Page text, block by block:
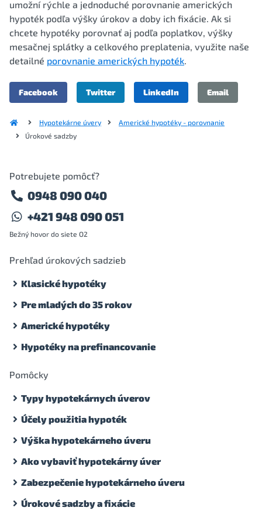
umožní rýchle a jednoduché porovnanie amerických
hypoték podľa výšky úrokov a doby ich fixácie. Ak si
chcete hypotéky porovnať aj podľa poplatkov, výšky
mesačnej splátky a celkového preplatenia, využite naše
detailné porovnanie amerických hypoték.
Facebook Twitter LinkedIn Email
Hypotekárne úvery
Americké hypotéky - porovnanie
Úrokové sadzby
Potrebujete pomôcť?
0948 090 040
+421 948 090 051
Bežný hovor do siete O2
Prehľad úrokových sadzieb
Klasické hypotéky
Pre mladých do 35 rokov
Americké hypotéky
Hypotéky na prefinancovanie
Pomôcky
Typy hypotekárnych úverov
Účely použitia hypoték
Výška hypotekárneho úveru
Ako vybaviť hypotekárny úver
Zabezpečenie hypotekárneho úveru
Úrokové sadzby a fixácie